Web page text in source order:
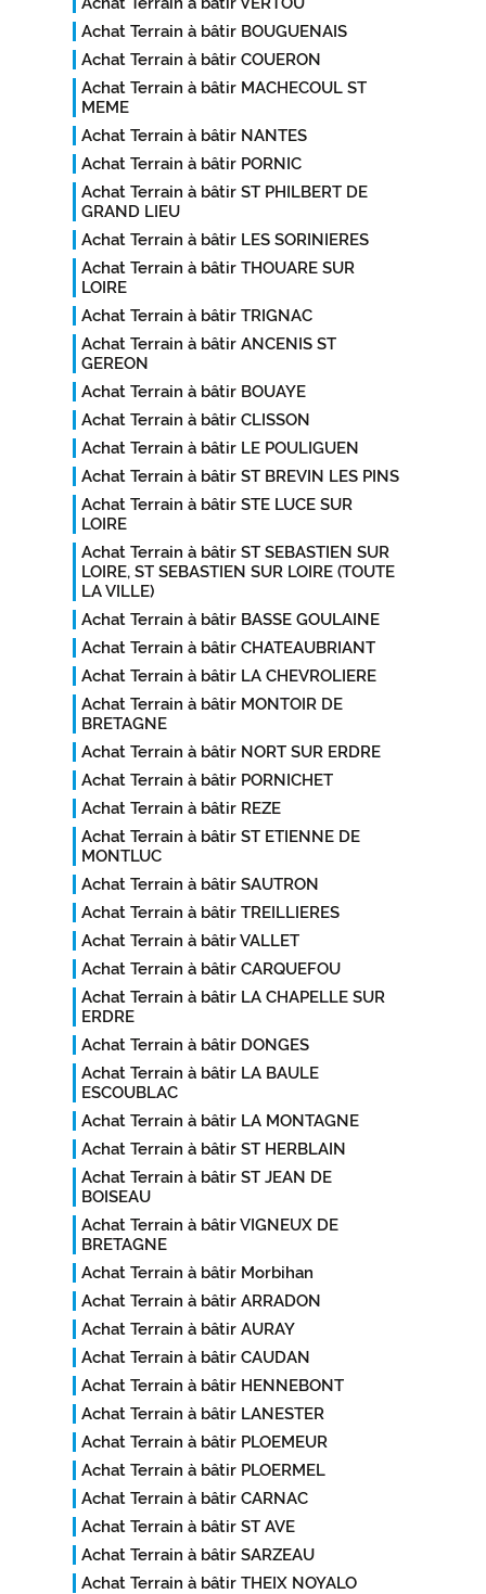
Achat Terrain à bâtir BOUGUENAIS
Achat Terrain à bâtir COUERON
Achat Terrain à bâtir MACHECOUL ST
MEME
Achat Terrain à bâtir NANTES
Achat Terrain à bâtir PORNIC
Achat Terrain à bâtir ST PHILBERT DE
GRAND LIEU
Achat Terrain à bâtir LES SORINIERES
Achat Terrain à bâtir THOUARE SUR
LOIRE
Achat Terrain à bâtir TRIGNAC
Achat Terrain à bâtir ANCENIS ST
GEREON
Achat Terrain à bâtir BOUAYE
Achat Terrain à bâtir CLISSON
Achat Terrain à bâtir LE POULIGUEN
Achat Terrain à bâtir ST BREVIN LES PINS
Achat Terrain à bâtir STE LUCE SUR
LOIRE
Achat Terrain à bâtir ST SEBASTIEN SUR
LOIRE, ST SEBASTIEN SUR LOIRE (TOUTE
LA VILLE)
Achat Terrain à bâtir BASSE GOULAINE
Achat Terrain à bâtir CHATEAUBRIANT
Achat Terrain à bâtir LA CHEVROLIERE
Achat Terrain à bâtir MONTOIR DE
BRETAGNE
Achat Terrain à bâtir NORT SUR ERDRE
Achat Terrain à bâtir PORNICHET
Achat Terrain à bâtir REZE
Achat Terrain à bâtir ST ETIENNE DE
MONTLUC
Achat Terrain à bâtir SAUTRON
Achat Terrain à bâtir TREILLIERES
Achat Terrain à bâtir VALLET
Achat Terrain à bâtir CARQUEFOU
Achat Terrain à bâtir LA CHAPELLE SUR
ERDRE
Achat Terrain à bâtir DONGES
Achat Terrain à bâtir LA BAULE
ESCOUBLAC
Achat Terrain à bâtir LA MONTAGNE
Achat Terrain à bâtir ST HERBLAIN
Achat Terrain à bâtir ST JEAN DE
BOISEAU
Achat Terrain à bâtir VIGNEUX DE
BRETAGNE
Achat Terrain à bâtir Morbihan
Achat Terrain à bâtir ARRADON
Achat Terrain à bâtir AURAY
Achat Terrain à bâtir CAUDAN
Achat Terrain à bâtir HENNEBONT
Achat Terrain à bâtir LANESTER
Achat Terrain à bâtir PLOEMEUR
Achat Terrain à bâtir PLOERMEL
Achat Terrain à bâtir CARNAC
Achat Terrain à bâtir ST AVE
Achat Terrain à bâtir SARZEAU
Achat Terrain à bâtir THEIX NOYALO